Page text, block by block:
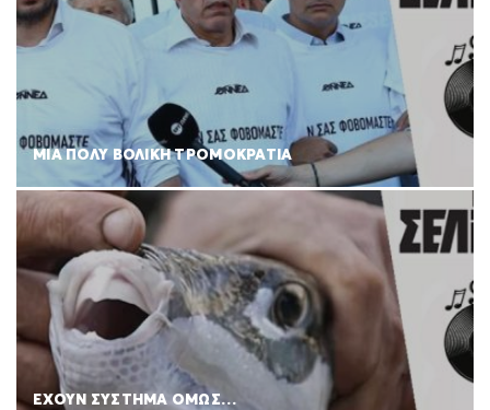
ΜΙΑ ΠΟΛΥ ΒΟΛΙΚΗ ΤΡΟΜΟΚΡΑΤΙΑ
ΕΧΟΥΝ ΣΥΣΤΗΜΑ ΟΜΩΣ…